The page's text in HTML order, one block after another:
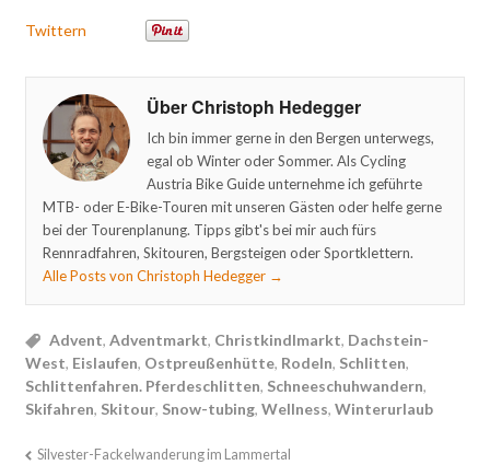
Twittern
Über Christoph Hedegger
Ich bin immer gerne in den Bergen unterwegs,
egal ob Winter oder Sommer. Als Cycling
Austria Bike Guide unternehme ich geführte
MTB- oder E-Bike-Touren mit unseren Gästen oder helfe gerne
bei der Tourenplanung. Tipps gibt's bei mir auch fürs
Rennradfahren, Skitouren, Bergsteigen oder Sportklettern.
Alle Posts von Christoph Hedegger →
Advent,Adventmarkt, Christkindlmarkt, Dachstein-
West, Eislaufen, Ostpreußenhütte, Rodeln, Schlitten,
Schlittenfahren. Pferdeschlitten, Schneeschuhwandern,
Skifahren, Skitour, Snow-tubing, Wellness, Winterurlaub
Silvester-Fackelwanderung im Lammertal